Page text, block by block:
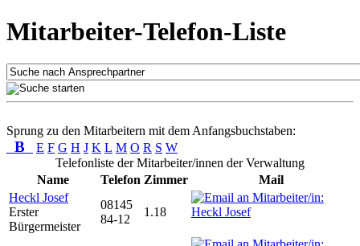
Mitarbeiter-Telefon-Liste
Sprung zu den Mitarbeitern mit dem Anfangsbuchstaben:
B E F G H J K L M O R S W
Telefonliste der Mitarbeiter/innen der Verwaltung
Name
Telefon Zimmer
Mail
Heckl Josef
Erster
Bürgermeister
08145
84-12
1.18